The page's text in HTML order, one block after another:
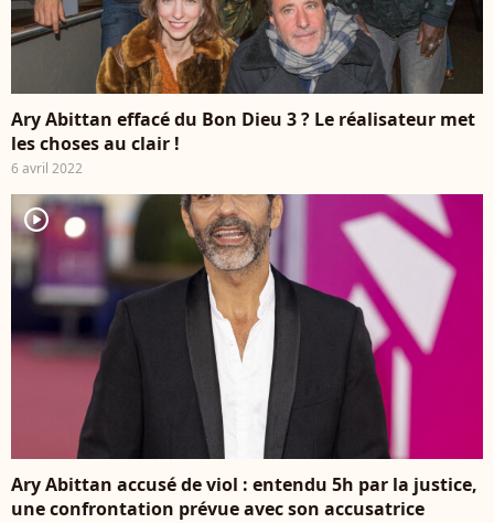
Ary Abittan effacé du Bon Dieu 3 ? Le réalisateur met
les choses au clair !
6 avril 2022
player2
Ary Abittan accusé de viol : entendu 5h par la justice,
une confrontation prévue avec son accusatrice